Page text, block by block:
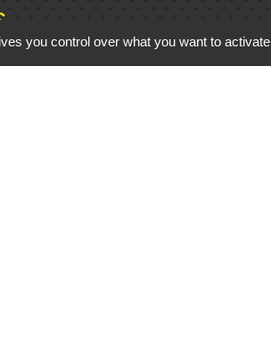
you control over what you want to activate